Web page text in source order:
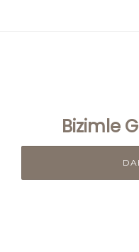
Bizimle